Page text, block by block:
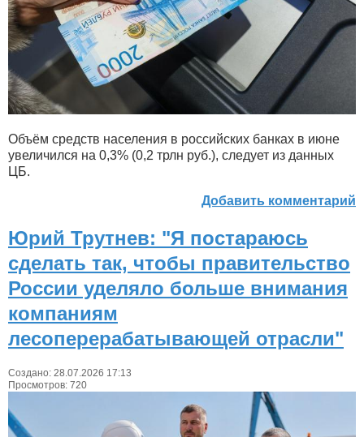
Объём средств населения в российских банках в июне
увеличился на 0,3% (0,2 трлн руб.), следует из данных
ЦБ.
Добавить комментарий
Юрий Трутнев: "Я постараюсь
сделать так, чтобы правительство
России уделяло больше внимания
компаниям
лесоперерабатывающей отрасли"
Создано: 28.07.2026 17:13
Просмотров: 720